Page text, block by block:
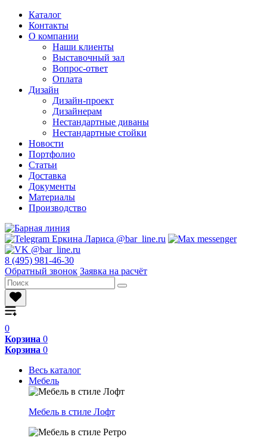
Каталог
Контакты
О компании
Наши клиенты
Выставочный зал
Вопрос-ответ
Оплата
Дизайн
Дизайн-проект
Дизайнерам
Нестандартные диваны
Нестандартные стойки
Новости
Портфолио
Статьи
Доставка
Документы
Материалы
Производство
8 (495) 981-46-30
Обратный звонок Заявка на расчёт
0
Корзина 0
Корзина 0
Весь каталог
Мебель
Мебель в стиле Лофт